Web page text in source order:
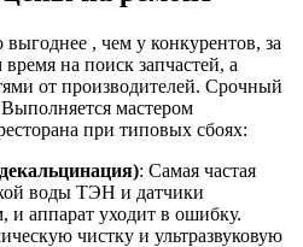
, чем у конкурентов, за
на поиск запчастей, а
от производителей. Cрочный
мастером
при типовых сбоях:
: Самая частая
воды ТЭН и датчики
и аппарат уходит в ошибку.
чистку и ультразвуковую